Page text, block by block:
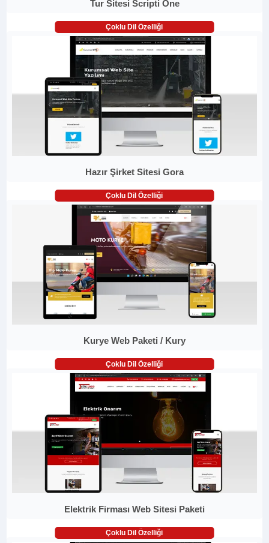
Tur Sitesi Scripti One
Çoklu Dil Özelliği
Hazır Şirket Sitesi Gora
Çoklu Dil Özelliği
Kurye Web Paketi / Kury
Çoklu Dil Özelliği
Elektrik Firması Web Sitesi Paketi
Çoklu Dil Özelliği